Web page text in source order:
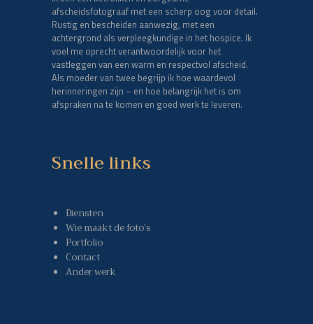
afscheidsfotograaf met een scherp oog voor detail.
Rustig en bescheiden aanwezig, met een
achtergrond als verpleegkundige in het hospice. Ik
voel me oprecht verantwoordelijk voor het
vastleggen van een warm en respectvol afscheid.
Als moeder van twee begrijp ik hoe waardevol
herinneringen zijn – en hoe belangrijk het is om
afspraken na te komen en goed werk te leveren.
Snelle links
Diensten
Wie maakt de foto’s
Portfolio
Contact
Ander werk